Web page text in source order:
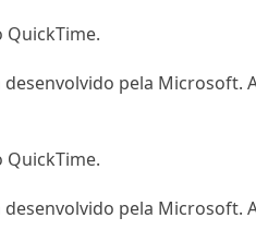
QuickTime.
pela Microsoft.
QuickTime.
pela Microsoft.